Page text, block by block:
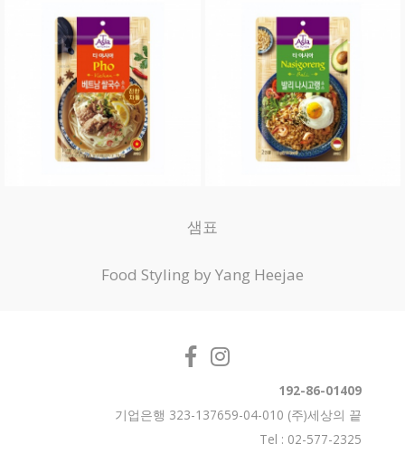
샘표
Food Styling by Yang Heejae
192-86-01409
기업은행 323-137659-04-010 (주)세상의 끝
Tel : 02-577-2325